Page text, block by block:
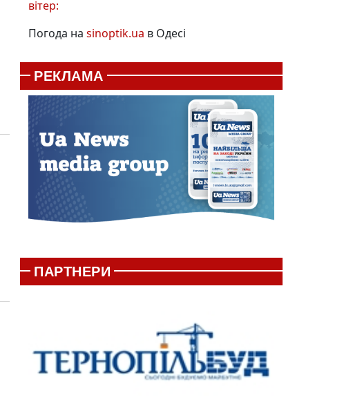
вітер:
Погода на sinoptik.ua в Одесі
РЕКЛАМА
ПАРТНЕРИ